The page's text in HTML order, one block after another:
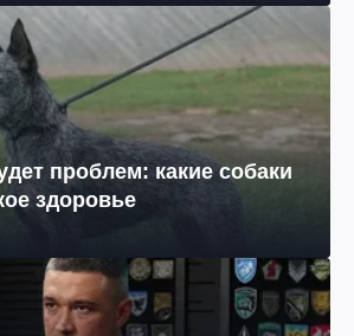
проблем: какие собаки
здоровье